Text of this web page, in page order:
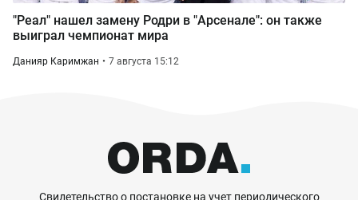
"Реал" нашел замену Родри в "Арсенале": он также
выиграл чемпионат мира
Данияр Каримжан 7 августа 15:12
Свидетельство о постановке на учет периодического